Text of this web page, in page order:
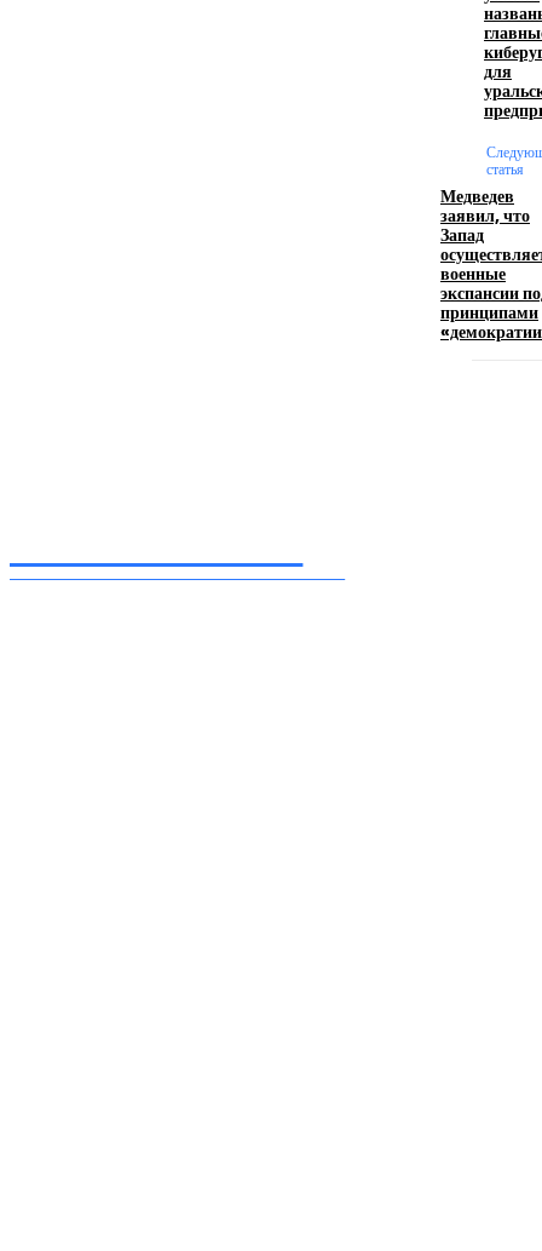
логотипом: эффективный инструмент бренда
Девушка в бокале: легендарный номер бурлеска
для
статья
Медведев
заявил, что
Запад
военные
экспансии
принципами